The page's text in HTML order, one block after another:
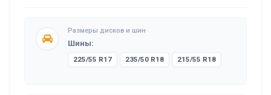
Размеры дисков и шин
Шины:
225/55 R17 235/50 R18 215/55 R18